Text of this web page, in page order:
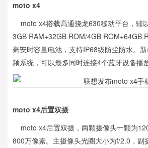
moto x4
moto x4搭载高通骁龙630移动平台，辅
3GB RAM+32GB ROM/4GB ROM+64GB
毫安时容量电池，支持IP68级防尘防水。
频系统，可以最多同时连接4个蓝牙设备播
moto x4后置双摄
moto x4后置双摄，两颗摄像头一颗为
800万像素。主摄像头光圈大小为f/2.0，副